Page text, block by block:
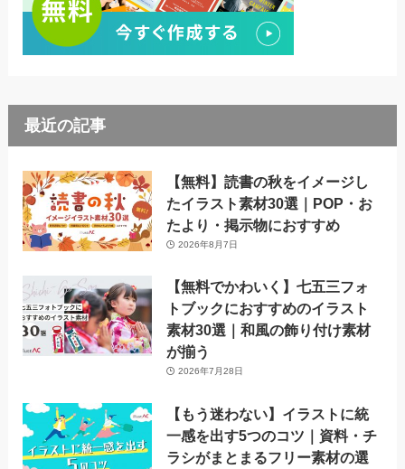
最近の記事
【無料】読書の秋をイメージし
たイラスト素材30選｜POP・お
たより・掲示物におすすめ
2026年8月7日
【無料でかわいく】七五三フォ
トブックにおすすめのイラスト
素材30選｜和風の飾り付け素材
が揃う
2026年7月28日
【もう迷わない】イラストに統
一感を出す5つのコツ｜資料・チ
ラシがまとまるフリー素材の選